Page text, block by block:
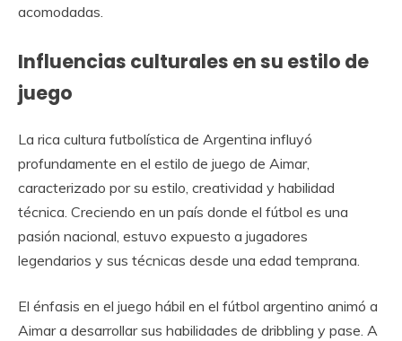
acomodadas.
Influencias culturales en su estilo de
juego
La rica cultura futbolística de Argentina influyó
profundamente en el estilo de juego de Aimar,
caracterizado por su estilo, creatividad y habilidad
técnica. Creciendo en un país donde el fútbol es una
pasión nacional, estuvo expuesto a jugadores
legendarios y sus técnicas desde una edad temprana.
El énfasis en el juego hábil en el fútbol argentino animó a
Aimar a desarrollar sus habilidades de dribbling y pase. A